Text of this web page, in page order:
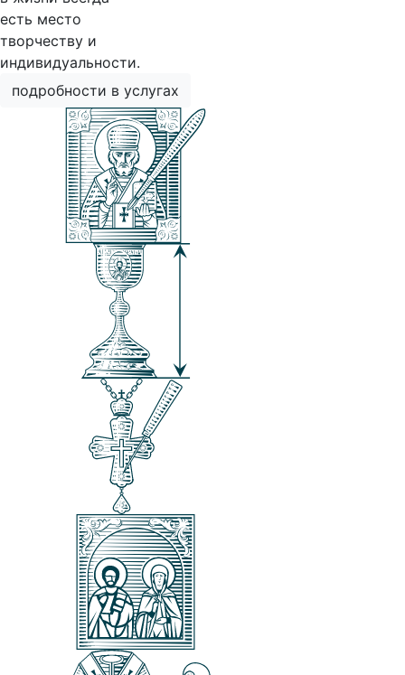
есть место
творчеству и
индивидуальности.
подробности в услугах